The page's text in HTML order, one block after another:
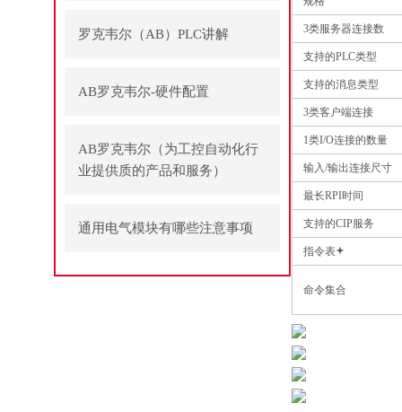
罗克韦尔（AB）PLC讲解
AB罗克韦尔-硬件配置
AB罗克韦尔（为工控自动化行
业提供质的产品和服务）
通用电气模块有哪些注意事项
3类服务器连接数
支持的PLC类型
支持的消息类型
3类客户端连接
1类I/O连接的数量
输入/输出连接尺寸
最长RPI时间
支持的CIP服务
指令表
命令集合